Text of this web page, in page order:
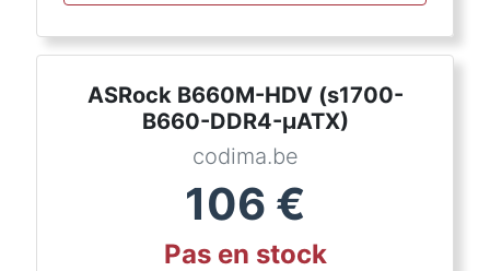
ASRock B660M-HDV (s1700-
B660-DDR4-µATX)
codima.be
106 €
Pas en stock